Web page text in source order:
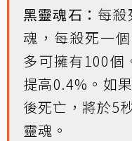
黑靈魂石： 每殺
魂，每殺死一
多可擁有100個
提高0.4%。如
後死亡，將於5
靈魂。